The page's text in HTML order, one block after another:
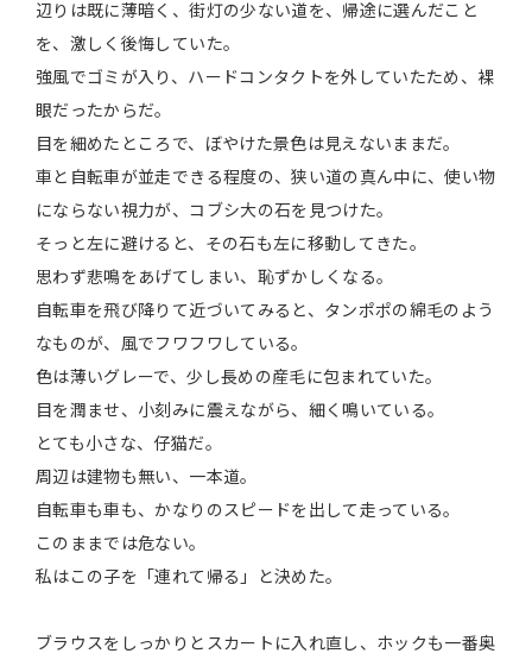
辺りは既に薄暗く、街灯の少ない道を、帰途に選んだこと
を、激しく後悔していた。
強風でゴミが入り、ハードコンタクトを外していたため、裸
眼だったからだ。
目を細めたところで、ぼやけた景色は見えないままだ。
車と自転車が並走できる程度の、狭い道の真ん中に、使い物
にならない視力が、コブシ大の石を見つけた。
そっと左に避けると、その石も左に移動してきた。
思わず悲鳴をあげてしまい、恥ずかしくなる。
自転車を飛び降りて近づいてみると、タンポポの綿毛のよう
なものが、風でフワフワしている。
色は薄いグレーで、少し長めの産毛に包まれていた。
目を潤ませ、小刻みに震えながら、細く鳴いている。
とても小さな、仔猫だ。
周辺は建物も無い、一本道。
自転車も車も、かなりのスピードを出して走っている。
このままでは危ない。
私はこの子を「連れて帰る」と決めた。
ブラウスをしっかりとスカートに入れ直し、ホックも一番奥